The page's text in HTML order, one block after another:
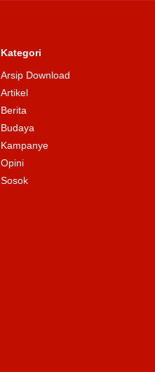
Kategori
Arsip Download
Artikel
Berita
Budaya
Kampanye
Opini
Sosok